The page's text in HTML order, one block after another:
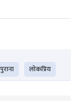
पुराना लोकप्रिय